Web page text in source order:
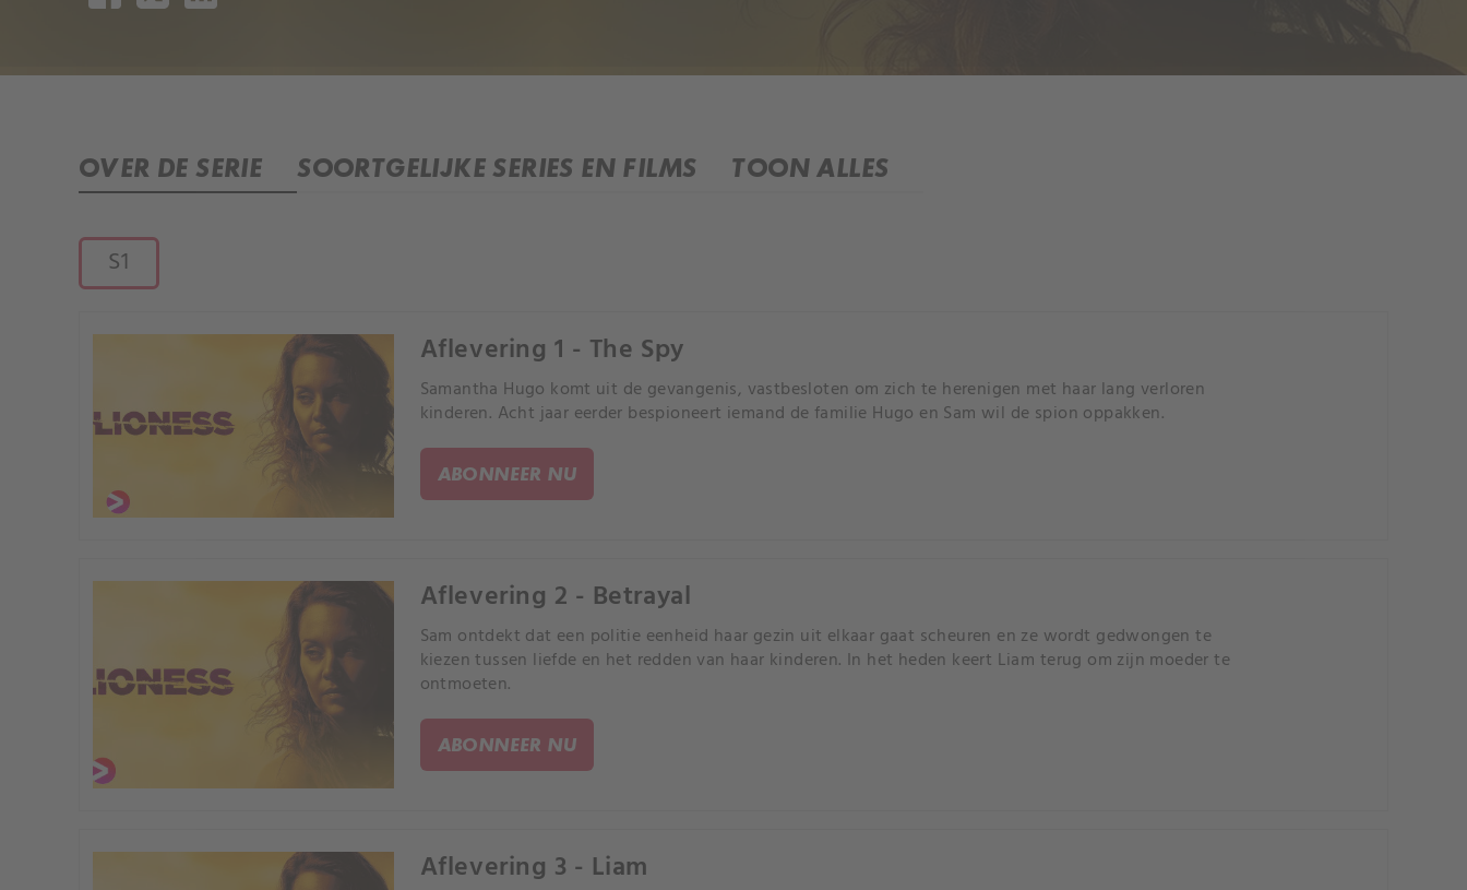
OVER DE SERIE SOORTGELIJKE SERIES EN FILMS TOON ALLES
S1
Aflevering 1 - The Spy
Samantha Hugo komt uit de gevangenis, vastbesloten om zich te herenigen met haar lang verloren
kinderen. Acht jaar eerder bespioneert iemand de familie Hugo en Sam wil de spion oppakken.
ABONNEER NU
Aflevering 2 - Betrayal
Sam ontdekt dat een politie eenheid haar gezin uit elkaar gaat scheuren en ze wordt gedwongen te
kiezen tussen liefde en het redden van haar kinderen. In het heden keert Liam terug om zijn moeder te
ontmoeten.
ABONNEER NU
Aflevering 3 - Liam